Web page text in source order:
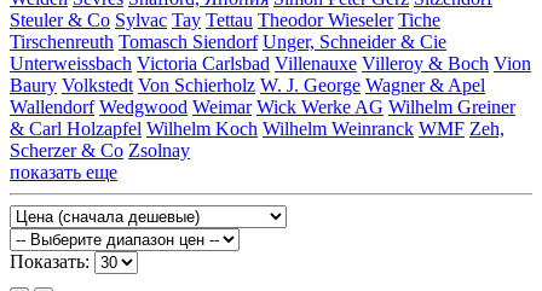
Steuler & Co Sylvac Tay Tettau Theodor Wieseler Tiche
Tirschenreuth Tomasch Siendorf Unger, Schneider & Cie
Unterweissbach Victoria Carlsbad Villenauxe Villeroy & Boch Vion
Baury Volkstedt Von Schierholz W. J. George Wagner & Apel
Wallendorf Wedgwood Weimar Wick Werke AG Wilhelm Greiner
& Carl Holzapfel Wilhelm Koch Wilhelm Weinranck WMF Zeh,
Scherzer & Co Zsolnay
показать еще
Показать: